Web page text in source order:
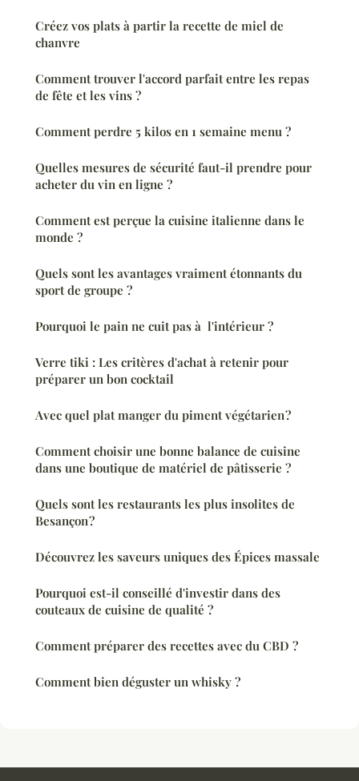
Créez vos plats à partir la recette de miel de
chanvre
Comment trouver l'accord parfait entre les repas
de fête et les vins ?
Comment perdre 5 kilos en 1 semaine menu ?
Quelles mesures de sécurité faut-il prendre pour
acheter du vin en ligne ?
Comment est perçue la cuisine italienne dans le
monde ?
Quels sont les avantages vraiment étonnants du
sport de groupe ?
Pourquoi le pain ne cuit pas à l'intérieur ?
Verre tiki : Les critères d'achat à retenir pour
préparer un bon cocktail
Avec quel plat manger du piment végétarien ?
Comment choisir une bonne balance de cuisine
dans une boutique de matériel de pâtisserie ?
Quels sont les restaurants les plus insolites de
Besançon ?
Découvrez les saveurs uniques des Épices massale
Pourquoi est-il conseillé d'investir dans des
couteaux de cuisine de qualité ?
Comment préparer des recettes avec du CBD ?
Comment bien déguster un whisky ?